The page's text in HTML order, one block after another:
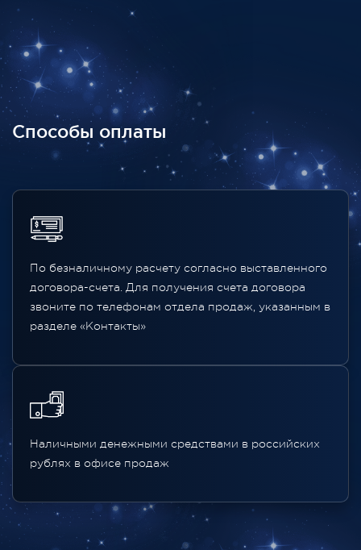
Способы оплаты
По безналичному расчету согласно выставленного
договора-счета. Для получения счета договора
звоните по телефонам отдела продаж, указанным в
разделе «Контакты»
Наличными денежными средствами в российских
рублях в офисе продаж